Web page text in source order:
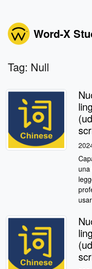
Word-X
Tag: Null